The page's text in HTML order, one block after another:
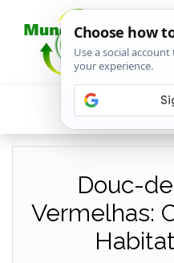
Douc-
Vermelhas: